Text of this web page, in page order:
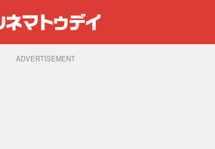
ADVERTISEMENT